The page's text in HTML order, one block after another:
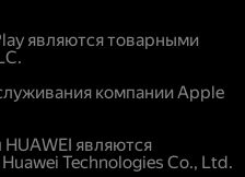
являются товарными
компании Apple
являются
Technologies Co., Ltd.